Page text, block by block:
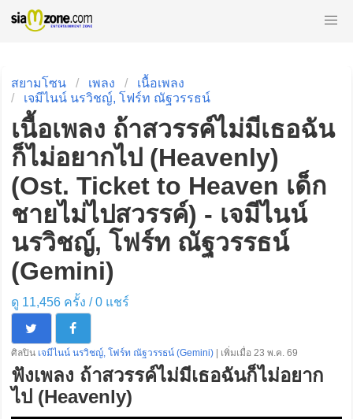
สยามโซน เพลง
เนื้อเพลง
เจมีไนน์ นรวิชญ์, โฟร์ท ณัฐวรรธน์
เนื้อเพลง ถ้าสวรรค์ไม่มีเธอฉัน
ก็ไม่อยากไป (Heavenly)
(Ost. Ticket to Heaven เด็ก
ชายไม่ไปสวรรค์) - เจมีไนน์
นรวิชญ์, โฟร์ท ณัฐวรรธน์
(Gemini)
ดู 11,456 ครั้ง /0แชร์
ศิลปิน เจมีไนน์ นรวิชญ์, โฟร์ท ณัฐวรรธน์ (Gemini) | เพิ่มเมื่อ 23 พ.ค. 69
ฟังเพลง ถ้าสวรรค์ไม่มีเธอฉันก็ไม่อยาก
ไป (Heavenly)